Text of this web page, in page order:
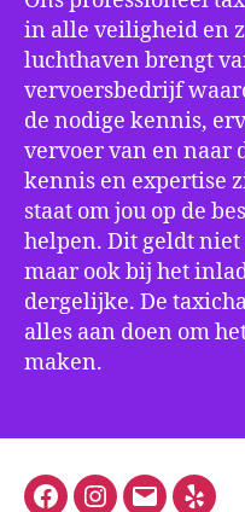
in alle veiligheid en
luchthaven brengt
vervoersbedrijf
de nodige kennis,
vervoer van en naar
kennis en expertise
staat om jou op de
helpen. Dit geldt
maar ook bij het
dergelijke. De
alles aan doen om
maken.